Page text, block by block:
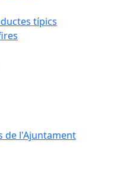
típics
de l'Ajuntament